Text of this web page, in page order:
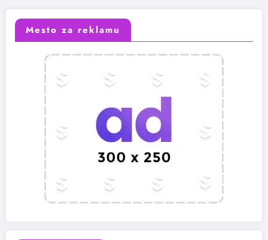
Mesto za reklamu